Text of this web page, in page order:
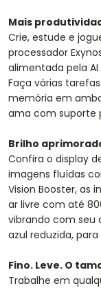
Mais
Crie, estude e
processador
alimentada pela
Faça várias
memória em
ama com suporte
Brilho
Confira o display
imagens fluídas
Vision Booster, as
ar livre com até
vibrando com seu
azul reduzida,
Fino. Leve. O
Trabalhe em